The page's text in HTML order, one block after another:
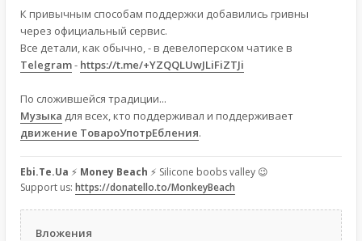
К привычным способам поддержки добавились гривны
через официальный сервис.
Все детали, как обычно, - в девелоперском чатике в
Telegram- https://t.me/+YZQQLUwJLiFiZTJi
По сложившейся традиции...
Музыка для всех, кто поддерживал и поддерживает
движение ТовароУпотрЕбления.
Ebi.Te.Ua ⚡ Money Beach ⚡ Silicone boobs valley 😉
Support us: https://donatello.to/MonkeyBeach
Вложения